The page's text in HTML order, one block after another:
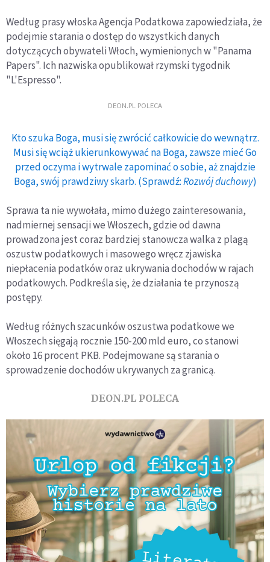
Według prasy włoska Agencja Podatkowa zapowiedziała, że
podejmie starania o dostęp do wszystkich danych
dotyczących obywateli Włoch, wymienionych w "Panama
Papers". Ich nazwiska opublikował rzymski tygodnik
"L'Espresso".
DEON.PL POLECA
Kto szuka Boga, musi się zwrócić całkowicie do wewnątrz.
Musi się wciąż ukierunkowywać na Boga, zawsze mieć Go
przed oczyma i wytrwale zapominać o sobie, aż znajdzie
Boga, swój prawdziwy skarb. (Sprawdź:Rozwój duchowy)
Sprawa ta nie wywołała, mimo dużego zainteresowania,
nadmiernej sensacji we Włoszech, gdzie od dawna
prowadzona jest coraz bardziej stanowcza walka z plagą
oszustw podatkowych i masowego wręcz zjawiska
niepłacenia podatków oraz ukrywania dochodów w rajach
podatkowych. Podkreśla się, że działania te przynoszą
postępy.
Według różnych szacunków oszustwa podatkowe we
Włoszech sięgają rocznie 150-200 mld euro, co stanowi
około 16 procent PKB. Podejmowane są starania o
sprowadzenie dochodów ukrywanych za granicą.
DEON.PL POLECA